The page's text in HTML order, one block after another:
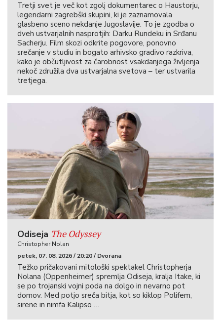
Tretji svet je več kot zgolj dokumentarec o Haustorju,
legendarni zagrebški skupini, ki je zaznamovala
glasbeno sceno nekdanje Jugoslavije. To je zgodba o
dveh ustvarjalnih nasprotjih: Darku Rundeku in Srđanu
Sacherju. Film skozi odkrite pogovore, ponovno
srečanje v studiu in bogato arhivsko gradivo razkriva,
kako je občutljivost za čarobnost vsakdanjega življenja
nekoč združila dva ustvarjalna svetova – ter ustvarila
tretjega.
Odiseja The Odyssey
Christopher Nolan
petek, 07. 08. 2026 / 20:20 / Dvorana
Težko pričakovani mitološki spektakel Christopherja
Nolana (Oppenheimer) spremlja Odiseja, kralja Itake, ki
se po trojanski vojni poda na dolgo in nevarno pot
domov. Med potjo sreča bitja, kot so kiklop Polifem,
sirene in nimfa Kalipso …